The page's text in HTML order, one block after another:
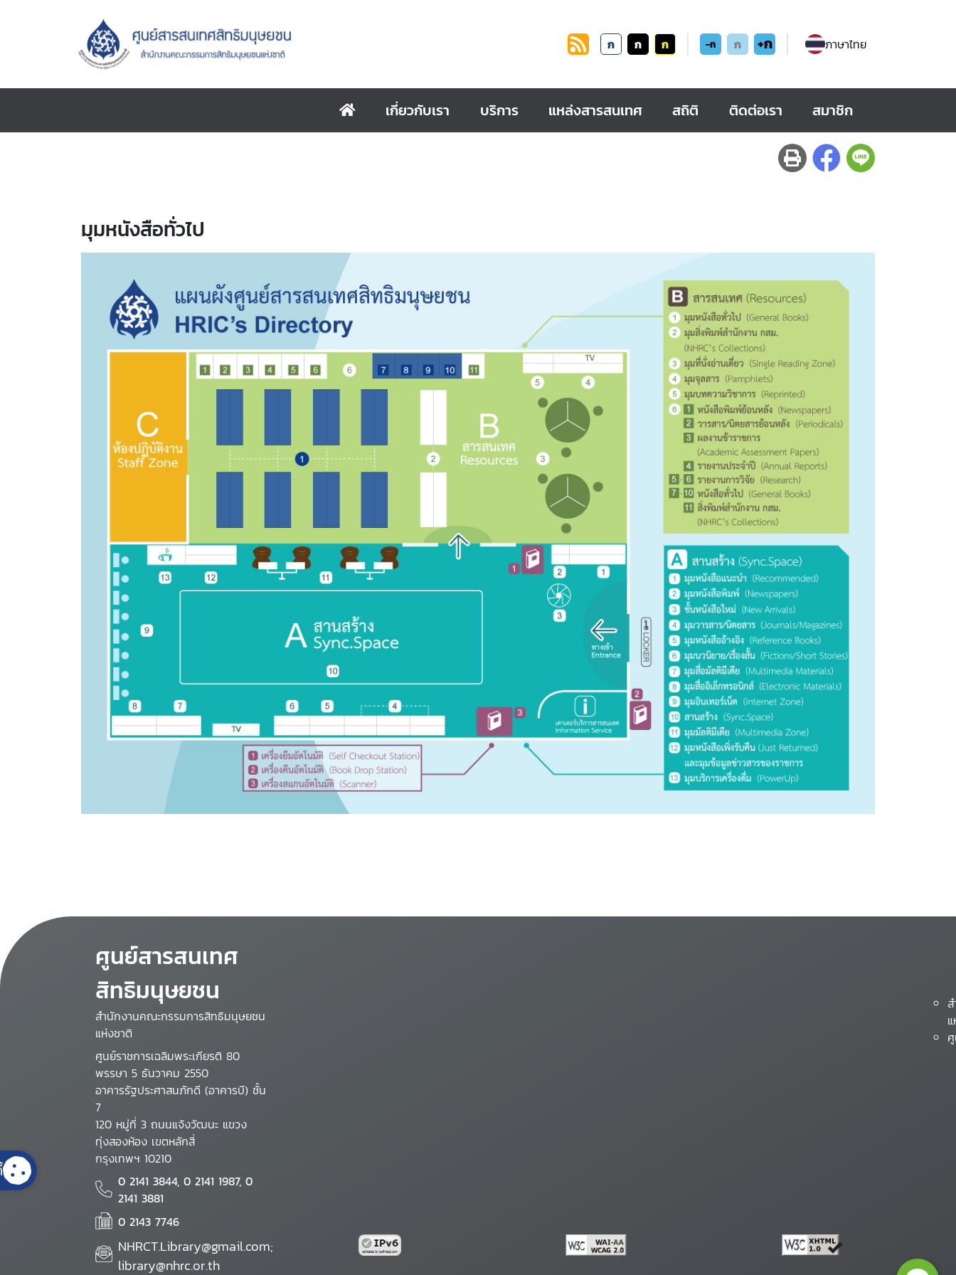
ก ก ก -ก ก +ก ภาษาไทย
เกี่ยวกับเรา บริการ แหล่งสารสนเทศ สถิติ ติดต่อเรา สมาชิก
มุมหนังสือทั่วไป
ศูนย์สารสนเทศ
สิทธิมนุษยชน
สำนักงานคณะกรรมการสิทธิมนุษยชน
แห่งชาติ
ศูนย์ราชการเฉลิมพระเกียรติ 80
พรรษา 5 ธันวาคม 2550
อาคารรัฐประศาสนภักดี (อาคารบี) ชั้น
7
120 หมู่ที่ 3 ถนนแจ้งวัฒนะ แขวง
ทุ่งสองห้อง เขตหลักสี่
กรุงเทพฯ 10210
0 2141 3844, 0 2141 1987, 0
2141 3881
0 2143 7746
NHRCT.Library@gmail.com;
library@nhrc.or.th